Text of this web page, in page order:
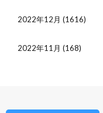
2022年12月 (1616)
2022年11月 (168)